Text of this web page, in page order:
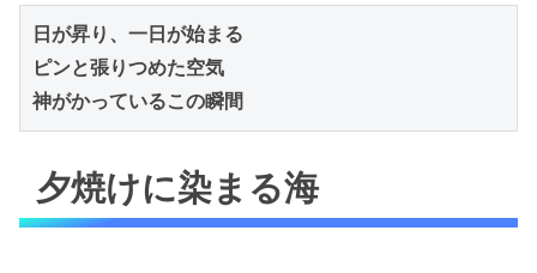
日が昇り、一日が始まる
ピンと張りつめた空気
神がかっているこの瞬間
夕焼けに染まる海